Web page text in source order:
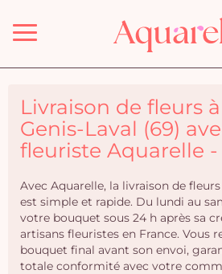
Menu
Livraison de fleurs
Genis-Laval (69)
fleuriste Aquarelle -
Avec Aquarelle, la livraison de
est simple et rapide. Du lundi au
votre bouquet sous 24 h après sa
artisans fleuristes en France. Vous
bouquet final avant son envoi,
totale conformité avec votre